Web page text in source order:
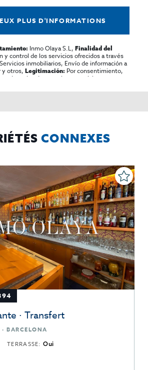
PLUS D'INFORMATIONS
Inmo Olaya S.L,Finalidad del
y control de los servicios ofrecidos a través
inmobiliarios, Envío de información a
y otros,Legitimación: Por consentimiento,
cederan los datos, salvo para elaborar
datos, solicitar la portabilidad de los
CONNEXES
· Transfert
BARCELONA
TERRASSE:Oui